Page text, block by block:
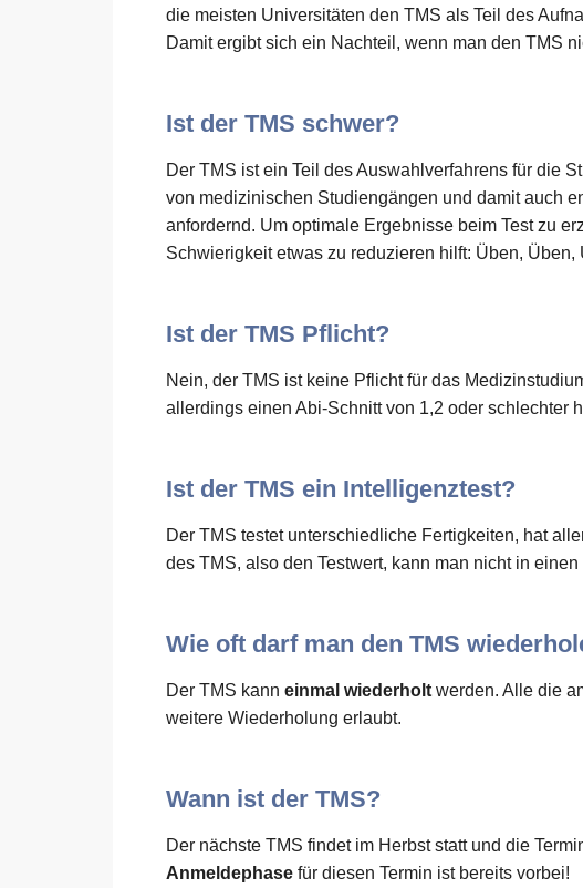
die meisten Universitäten den TMS als Teil des
Damit ergibt sich ein Nachteil, wenn man den TMS
Ist der TMS schwer?
Der TMS ist ein Teil des Auswahlverfahrens für die
von medizinischen Studiengängen und damit auch
anfordernd. Um optimale Ergebnisse beim Test zu
Schwierigkeit etwas zu reduzieren hilft: Üben, Üben,
Ist der TMS Pflicht?
Nein, der TMS ist keine Pflicht für das
allerdings einen Abi-Schnitt von 1,2 oder schlechter
Ist der TMS ein Intelligenztest?
Der TMS testet unterschiedliche Fertigkeiten, hat
des TMS, also den Testwert, kann man nicht in
Wie oft darf man den TMS
Der TMS kann einmal wiederholtwerden. Alle die
weitere Wiederholung erlaubt.
Wann ist der TMS?
Der nächste TMS findet im Herbst statt und die
Anmeldephase für diesen Termin ist bereits vorbei!